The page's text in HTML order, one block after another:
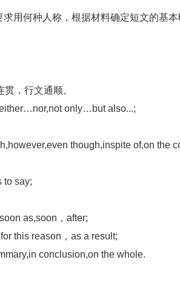
用何种人称，根据材料确定短文的基本
，行文通顺。
only…but also...;
though,inspite of,on the
to say;
as,soon，after;
this reason，as a result;
conclusion,on the whole.